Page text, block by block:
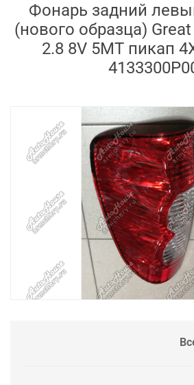
Фонарь задний
(нового образца)
2.8 8V 5MT пикап